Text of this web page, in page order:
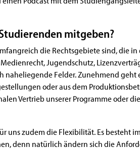
mitgeben?
die Rechtsgebiete sind, die in
Jugendschutz,
Felder. Zunehmend geht
oder aus dem
Vertrieb unserer Programme oder
uns zudem die Flexibilität. Es besteht
denn natürlich ändern sich die